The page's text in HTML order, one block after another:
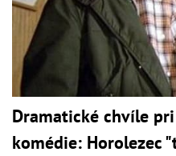
Dramatické chvíle
komédie: Horolezec